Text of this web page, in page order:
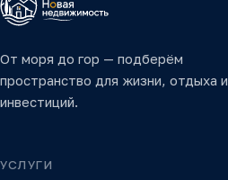
От моря до гор — подберём
пространство для жизни, отдыха и
инвестиций.
УСЛУГИ